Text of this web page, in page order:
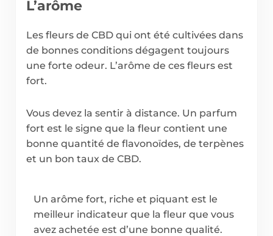
L’arôme
Les fleurs de CBD qui ont été cultivées dans
de bonnes conditions dégagent toujours
une forte odeur. L’arôme de ces fleurs est
fort.
Vous devez la sentir à distance. Un parfum
fort est le signe que la fleur contient une
bonne quantité de flavonoïdes, de terpènes
et un bon taux de CBD.
Un arôme fort, riche et piquant est le
meilleur indicateur que la fleur que vous
avez achetée est d’une bonne qualité.